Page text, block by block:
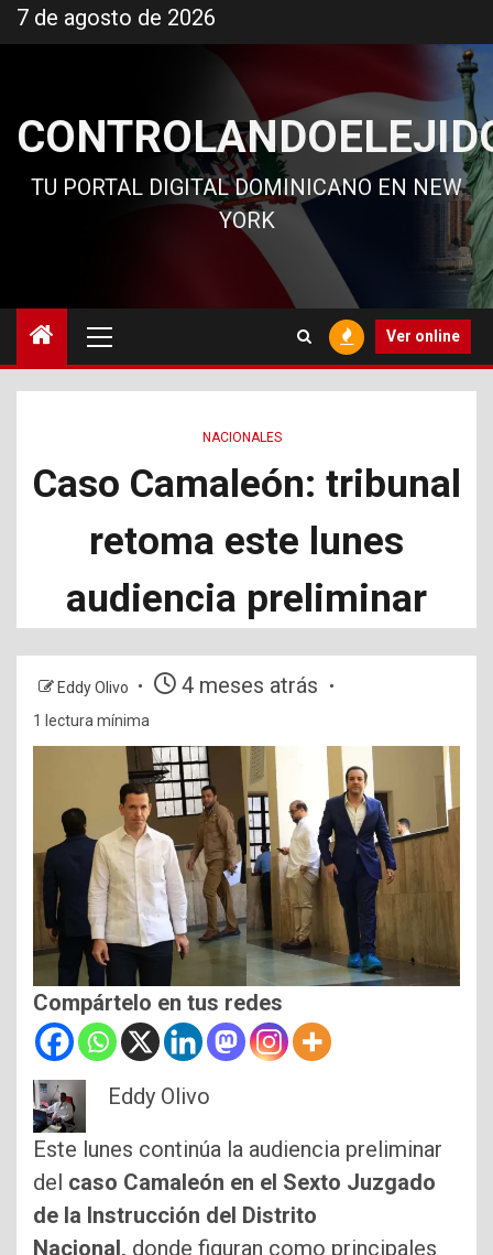
al
7 de agosto de 2026
TU PORTAL DIGITAL DOMINICANO EN NEW
YORK
principal
Ver online
NACIONALES
Caso Camaleón: tribunal
retoma este lunes
audiencia preliminar
Eddy Olivo 4 meses atrás
1 lectura mínima
Compártelo en tus redes
Eddy Olivo
Este lunes continúa la audiencia preliminar
del caso Camaleón en el Sexto Juzgado
de la Instrucción del Distrito
Nacional, donde figuran como principales